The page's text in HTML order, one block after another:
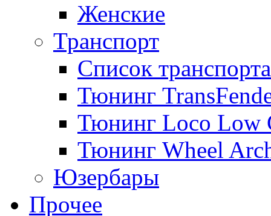
Женские
Транспорт
Список транспорта
Тюнинг
Тюнинг Loco Low
Тюнинг Wheel
Юзербары
Прочее